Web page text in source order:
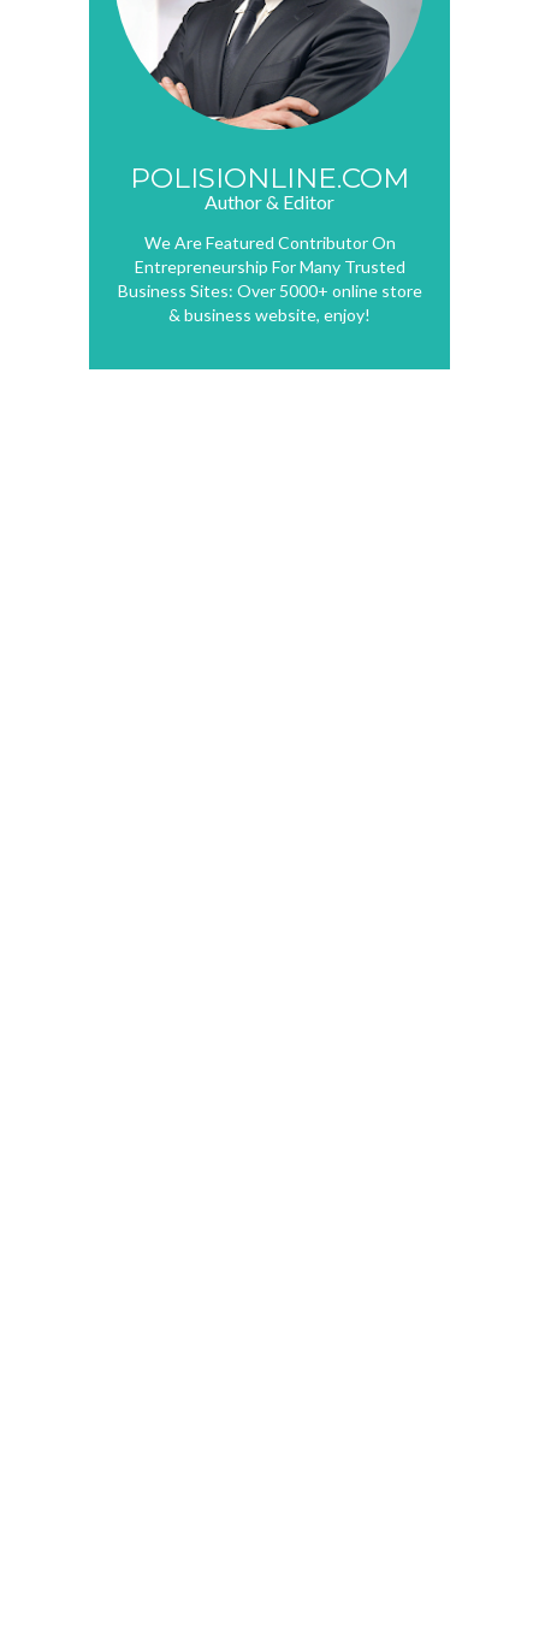
POLISIONLINE.COM
Author & Editor
We Are Featured Contributor On
Entrepreneurship For Many Trusted
Business Sites: Over 5000+ online store
& business website, enjoy!